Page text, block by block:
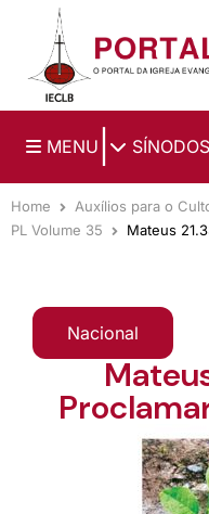
Ir para o conteúdo
MENU SÍNODOS
Home Auxílios para o
PL Volume 35
Mateus
Nacional